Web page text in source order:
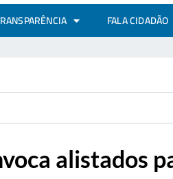
FALA CIDADÃO
alistados